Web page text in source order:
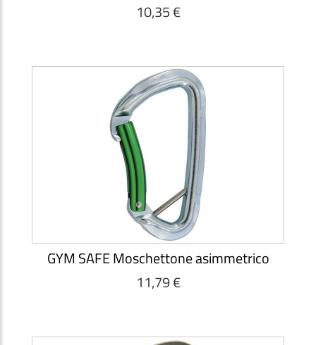
10,35 €
GYM SAFE Moschettone asimmetrico
11,79 €